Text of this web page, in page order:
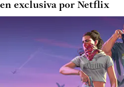
en exclusiva por Netflix